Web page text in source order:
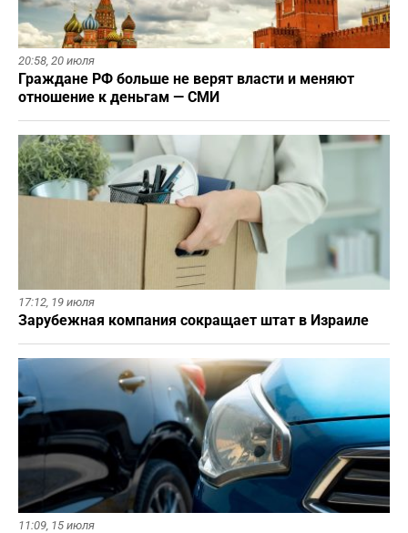
20:58, 20 июля
Граждане РФ больше не верят власти и меняют
отношение к деньгам — СМИ
17:12, 19 июля
Зарубежная компания сокращает штат в Израиле
11:09, 15 июля